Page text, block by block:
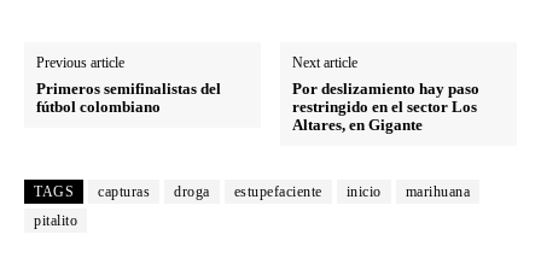
Previous article
Primeros semifinalistas del
fútbol colombiano
Next article
Por deslizamiento hay paso
restringido en el sector Los
Altares, en Gigante
TAGS capturas droga estupefaciente inicio
marihuana
pitalito